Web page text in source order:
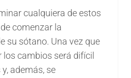
cualquiera de estos
comenzar la
su sótano. Una vez que
cambios será difícil
además, se